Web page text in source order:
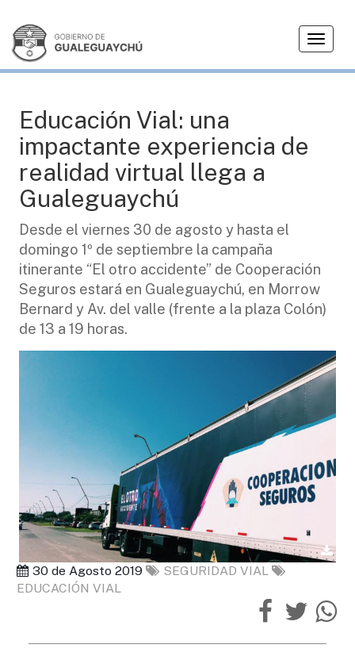
T
g
i
o
n
EDUCACIÓN
Educación Vial: una
impactante experiencia de
realidad virtual llega a
Gualeguaychú
Desde el viernes 30 de agosto y hasta el
domingo 1º de septiembre la campaña
itinerante “El otro accidente” de Cooperación
Seguros estará en Gualeguaychú, en Morrow
Bernard y Av. del valle (frente a la plaza Colón)
de 13 a 19 horas.
30 de Agosto 2019
SEGURIDAD VIAL
EDUCACIÓN VIAL